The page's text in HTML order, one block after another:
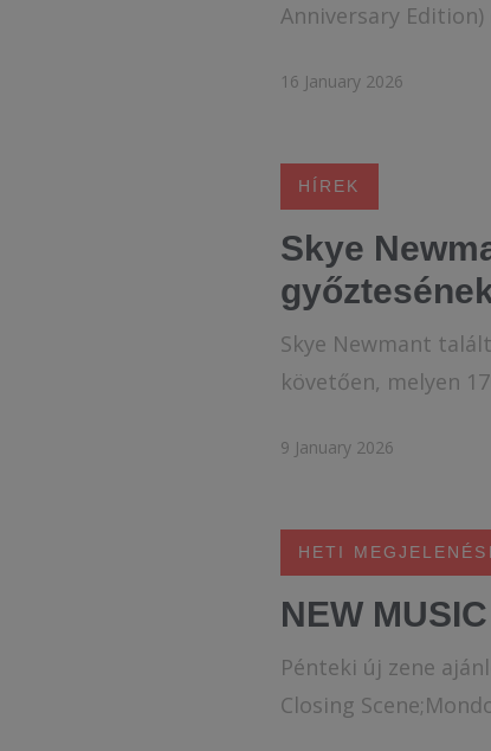
Anniversary Edition)
16 January 2026
HÍREK
Skye
Skye Newmant
követően, melyen
9 January 2026
HETI
NEW
Pénteki új zene
Closing